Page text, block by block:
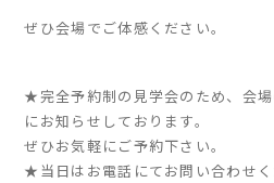
よくあるご質問
企業情報
採用情報
ぜひ会場でご体感ください。
★完全予約制の見学会のため、会
にお知らせしております。
ぜひお気軽にご予約下さい。
★当日はお電話にてお問い合わせく